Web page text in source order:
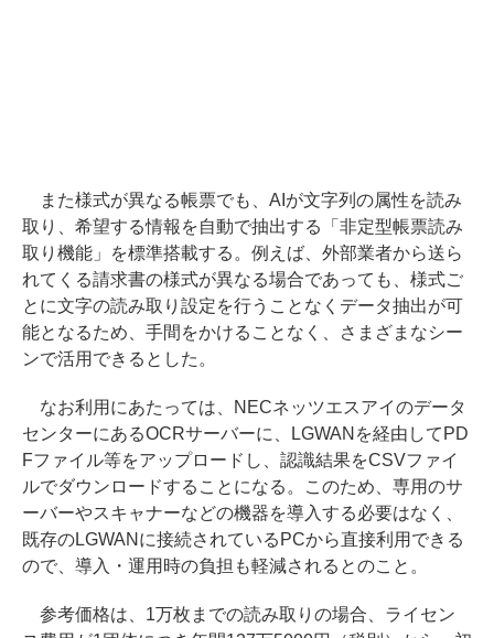
また様式が異なる帳票でも、AIが文字列の属性を読み
取り、希望する情報を自動で抽出する「非定型帳票読み
取り機能」を標準搭載する。例えば、外部業者から送ら
れてくる請求書の様式が異なる場合であっても、様式ご
とに文字の読み取り設定を行うことなくデータ抽出が可
能となるため、手間をかけることなく、さまざまなシー
ンで活用できるとした。
なお利用にあたっては、NECネッツエスアイのデータ
センターにあるOCRサーバーに、LGWANを経由してPD
Fファイル等をアップロードし、認識結果をCSVファイ
ルでダウンロードすることになる。このため、専用のサ
ーバーやスキャナーなどの機器を導入する必要はなく、
既存のLGWANに接続されているPCから直接利用できる
ので、導入・運用時の負担も軽減されるとのこと。
参考価格は、1万枚までの読み取りの場合、ライセン